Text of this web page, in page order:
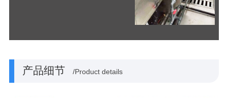
产品细节 /Product details